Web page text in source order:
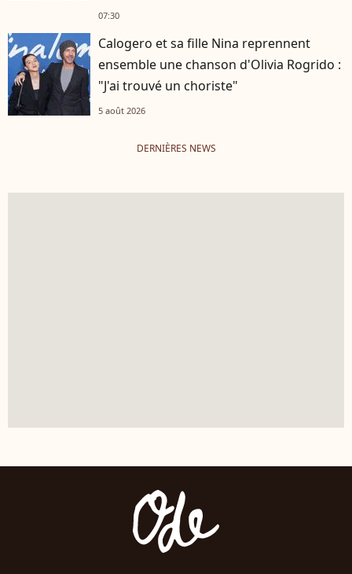
07:30
Calogero et sa fille Nina reprennent
ensemble une chanson d'Olivia Rogrido :
"J'ai trouvé un choriste"
5 août 2026
DERNIÈRES NEWS